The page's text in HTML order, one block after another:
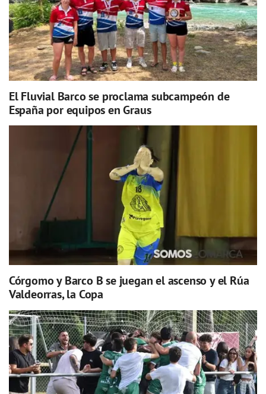
El Fluvial Barco se proclama subcampeón de
España por equipos en Graus
Córgomo y Barco B se juegan el ascenso y el Rúa
Valdeorras, la Copa